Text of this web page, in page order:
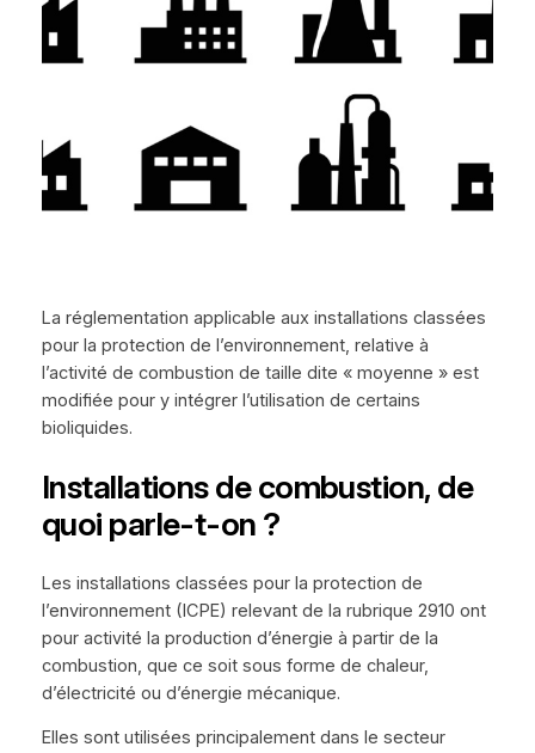
La réglementation applicable aux installations classées
pour la protection de l’environnement, relative à
l’activité de combustion de taille dite « moyenne » est
modifiée pour y intégrer l’utilisation de certains
bioliquides.
Installations de combustion, de
quoi parle-t-on ?
Les installations classées pour la protection de
l’environnement (ICPE) relevant de la rubrique 2910 ont
pour activité la production d’énergie à partir de la
combustion, que ce soit sous forme de chaleur,
d’électricité ou d’énergie mécanique.
Elles sont utilisées principalement dans le secteur